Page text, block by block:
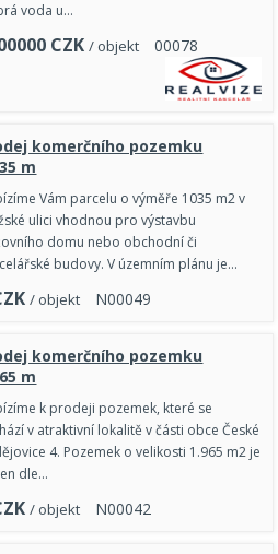
voda u…
CZK / objekt 00078
komerčního pozemku
m
Vám parcelu o výměře 1035 m2 v
ulici vhodnou pro výstavbu
domu nebo obchodní či
budovy. V územním plánu je…
/ objekt N00049
komerčního pozemku
m
k prodeji pozemek, které se
v atraktivní lokalitě v části obce České
4. Pozemek o velikosti 1.965 m2 je
dle…
/ objekt N00042